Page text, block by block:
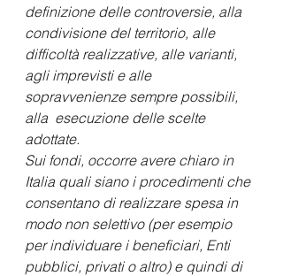
definizione delle controversie, alla
condivisione del territorio, alle
difficoltà realizzative, alle varianti,
agli imprevisti e alle
sopravvenienze sempre possibili,
alla  esecuzione delle scelte
adottate.
Sui fondi, occorre avere chiaro in
Italia quali siano i procedimenti che
consentano di realizzare spesa in
modo non selettivo (per esempio
per individuare i beneficiari, Enti
pubblici, privati o altro) e quindi di